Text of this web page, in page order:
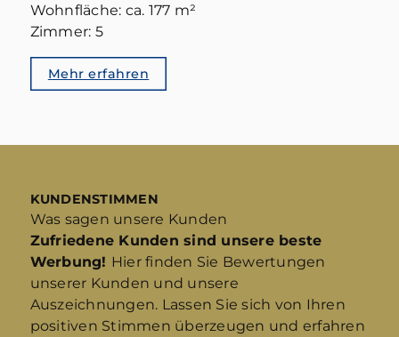
Wohnfläche: ca. 177 m²
Zimmer: 5
Mehr erfahren
KUNDENSTIMMEN
Was sagen unsere Kunden
Zufriedene Kunden sind unsere beste
Werbung! Hier finden Sie Bewertungen
unserer Kunden und unsere
Auszeichnungen. Lassen Sie sich von Ihren
positiven Stimmen überzeugen und erfahren